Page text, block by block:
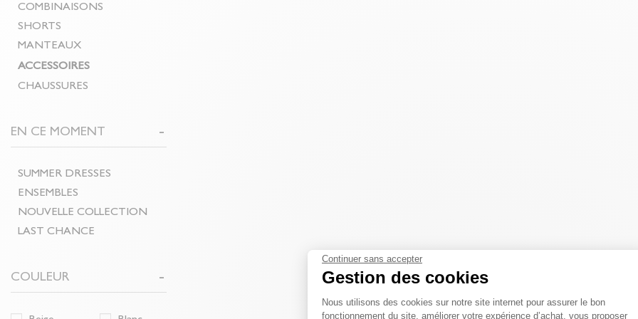
Continuer sans accepter
Gestion des cookies
Plateforme de Gestion du
Nous utilisons des cookies sur notre site internet pour assurer le bon
fonctionnement du site, améliorer votre expérience d’achat, vous proposer
COMBINAISONS
SHORTS
MANTEAUX
ACCESSOIRES
CHAUSSURES
EN CE MOMENT
SUMMER DRESSES
ENSEMBLES
NOUVELLE COLLECTION
LAST CHANCE
COULEUR